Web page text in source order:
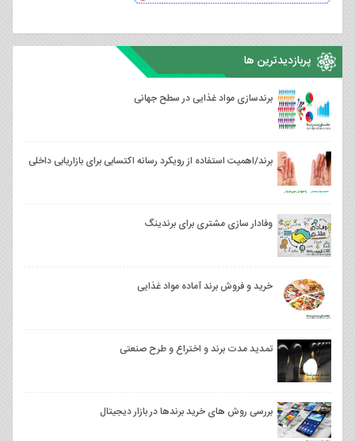
پربازدیدترین ها
برندسازی مواد غذایی در سطح جهانی
برند/اهمیت استفاده از رویکرد رسانه‌ اکتسابی برای بازاریابی داخلی
وفادار سازی مشتری برای برندینگ
خرید و فروش برند آماده مواد غذایی
تمدید مدت برند و اختراع و طرح صنعتی
بررسی روش های خرید برندها در بازار دیجیتال